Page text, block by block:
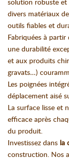
solution robuste et
divers matériaux
outils fiables et
Fabriquées à
une durabilité
et aux produits
gravats…)
Les poignées
déplacement aisé
La surface lisse
efficace après
du produit.
Investissez dans la
construction. Nos